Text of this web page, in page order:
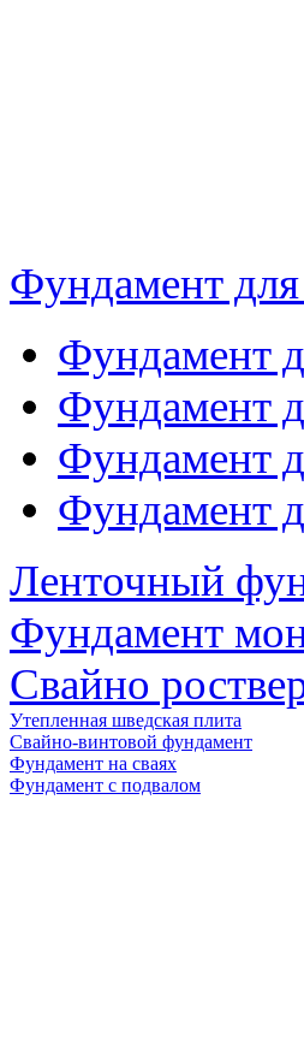
Фундамент
Фундамент
Фундамент
Фундамент
Фундамент
Ленточный
Фундамент
Свайно
Утепленная шведская плита
Свайно-винтовой фундамент
Фундамент на сваях
Фундамент с подвалом